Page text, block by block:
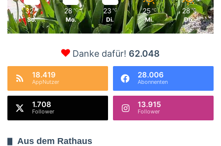
32 ℃
So.
28 ℃
Mo.
23 ℃
Di.
25 ℃
Mi.
28 ℃
Do.
Danke dafür! 62.048
18.419
AppNutzer
28.006
Abonnenten
1.708
Follower
13.915
Follower
Aus dem Rathaus